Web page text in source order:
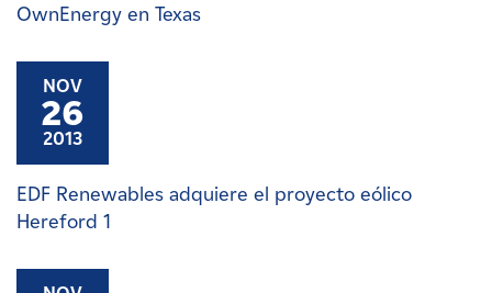
OwnEnergy en Texas
NOV
26
2013
EDF Renewables adquiere el proyecto eólico
Hereford 1